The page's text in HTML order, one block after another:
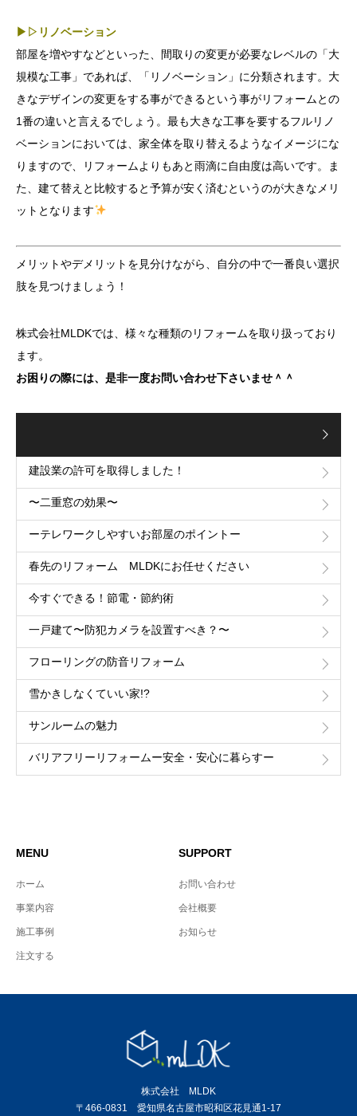
▶︎▷リノベーション
部屋を増やすなどといった、間取りの変更が必要なレベルの「大
規模な工事」であれば、「リノベーション」に分類されます。大
きなデザインの変更をする事ができるという事がリフォームとの
1番の違いと言えるでしょう。最も大きな工事を要するフルリノ
ベーションにおいては、家全体を取り替えるようなイメージにな
りますので、リフォームよりもあと雨滴に自由度は高いです。ま
た、建て替えと比較すると予算が安く済むというのが大きなメリ
ットとなります
メリットやデメリットを見分けながら、自分の中で一番良い選択
肢を見つけましょう！
株式会社MLDKでは、様々な種類のリフォームを取り扱っており
ます。
お困りの際には、是非一度お問い合わせ下さいませ＾＾
建設業の許可を取得しました！
〜二重窓の効果〜
ーテレワークしやすいお部屋のポイントー
春先のリフォーム MLDKにお任せください
今すぐできる！節電・節約術
一戸建て〜防犯カメラを設置すべき？〜
フローリングの防音リフォーム
雪かきしなくていい家!?
サンルームの魅力
バリアフリーリフォームー安全・安心に暮らすー
MENU
ホーム
事業内容
施工事例
注文する
SUPPORT
お問い合わせ
会社概要
お知らせ
株式会社 MLDK
〒466-0831 愛知県名古屋市昭和区花見通1-17